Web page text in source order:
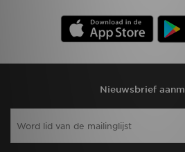
Nieuwsbrief